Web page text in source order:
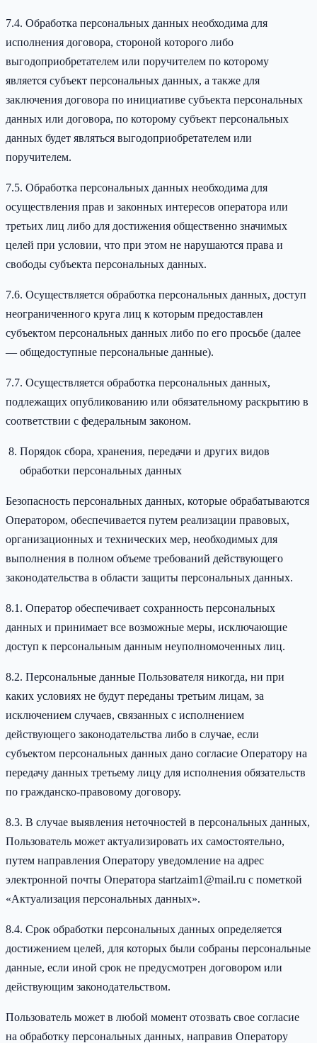
7.4. Обработка персональных данных необходима для
исполнения договора, стороной которого либо
выгодоприобретателем или поручителем по которому
является субъект персональных данных, а также для
заключения договора по инициативе субъекта персональных
данных или договора, по которому субъект персональных
данных будет являться выгодоприобретателем или
поручителем.
7.5. Обработка персональных данных необходима для
осуществления прав и законных интересов оператора или
третьих лиц либо для достижения общественно значимых
целей при условии, что при этом не нарушаются права и
свободы субъекта персональных данных.
7.6. Осуществляется обработка персональных данных, доступ
неограниченного круга лиц к которым предоставлен
субъектом персональных данных либо по его просьбе (далее
— общедоступные персональные данные).
7.7. Осуществляется обработка персональных данных,
подлежащих опубликованию или обязательному раскрытию в
соответствии с федеральным законом.
Порядок сбора, хранения, передачи и других видов
обработки персональных данных
Безопасность персональных данных, которые обрабатываются
Оператором, обеспечивается путем реализации правовых,
организационных и технических мер, необходимых для
выполнения в полном объеме требований действующего
законодательства в области защиты персональных данных.
8.1. Оператор обеспечивает сохранность персональных
данных и принимает все возможные меры, исключающие
доступ к персональным данным неуполномоченных лиц.
8.2. Персональные данные Пользователя никогда, ни при
каких условиях не будут переданы третьим лицам, за
исключением случаев, связанных с исполнением
действующего законодательства либо в случае, если
субъектом персональных данных дано согласие Оператору на
передачу данных третьему лицу для исполнения обязательств
по гражданско-правовому договору.
8.3. В случае выявления неточностей в персональных данных,
Пользователь может актуализировать их самостоятельно,
путем направления Оператору уведомление на адрес
электронной почты Оператора startzaim1@mail.ru с пометкой
«Актуализация персональных данных».
8.4. Срок обработки персональных данных определяется
достижением целей, для которых были собраны персональные
данные, если иной срок не предусмотрен договором или
действующим законодательством.
Пользователь может в любой момент отозвать свое согласие
на обработку персональных данных, направив Оператору